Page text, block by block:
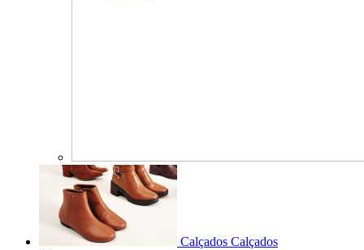
Calçados Calçados